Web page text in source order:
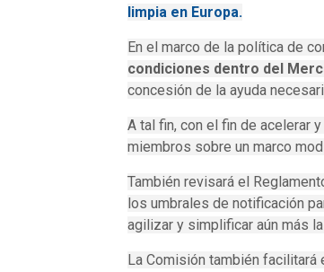
limpia en Europa.
En el marco de la política de
condiciones dentro del
concesión de la ayuda
A tal fin, con el fin de acelerar
miembros sobre un marco
También revisará el
los umbrales de notificación
agilizar y simplificar aún más
La Comisión también facilitará